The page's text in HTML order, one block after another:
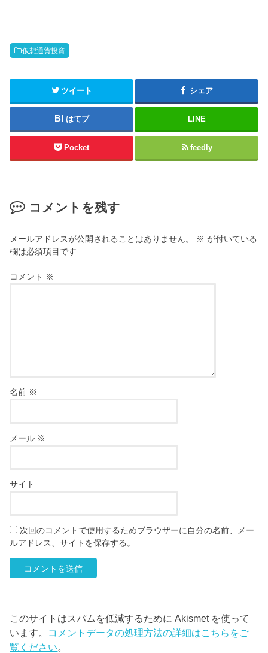
仮想通貨投資
ツイート シェア
はてブ LINE
Pocket feedly
コメントを残す
メールアドレスが公開されることはありません。 ※ が付いている
欄は必須項目です
コメント ※
名前 ※
メール ※
サイト
次回のコメントで使用するためブラウザーに自分の名前、メー
ルアドレス、サイトを保存する。
このサイトはスパムを低減するために Akismet を使って
います。 コメントデータの処理方法の詳細はこちらをご
覧ください。